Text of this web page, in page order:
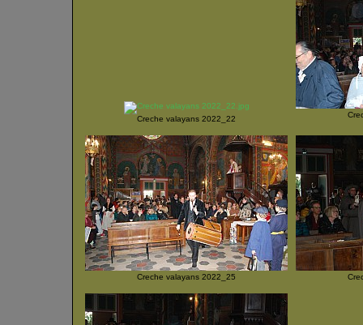
Creche valayans 2022_22
Creche valayans 2022_25